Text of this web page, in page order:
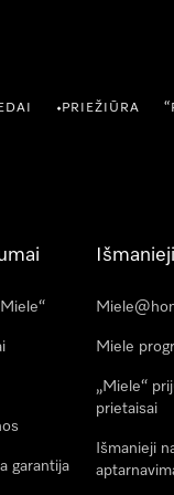
•PRIEŽIŪRA
garantija
Miele
„Miele“
prietaisai
Išmanieji